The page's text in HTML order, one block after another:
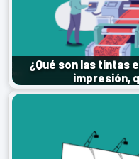
¿Qué son las tintas
impresión,